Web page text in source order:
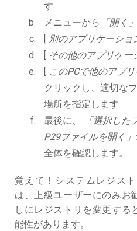
す
メニューから
「開く
[ 別のアプリケーショ
[ その他のアプリケー
[ このPCで他のアプ
クリックし、適切な
場所を指定します
最後に、
「選択し
P29ファイルを開く」
全体を確認します。
覚えて！システムレジス
は、上級ユーザーにのみお
しにレジストリを変更する
能性があります。